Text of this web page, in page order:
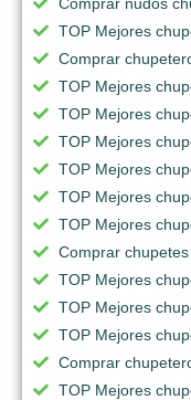
TOP Mejores
Comprar
TOP Mejores
TOP Mejores
TOP Mejores
TOP Mejores
TOP Mejores
TOP Mejores
Comprar
TOP Mejores
TOP Mejores
TOP Mejores
Comprar
TOP Mejores